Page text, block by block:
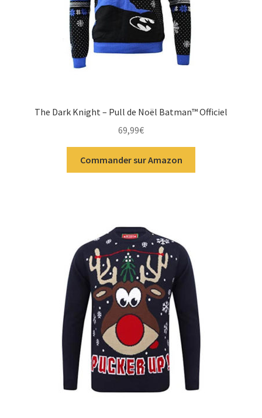
The Dark Knight – Pull de Noël Batman™ Officiel
69,99€
Commander sur Amazon